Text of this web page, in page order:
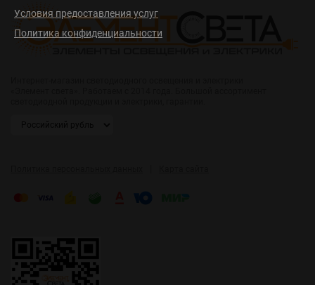
Условия предоставления услуг
Политика конфиденциальности